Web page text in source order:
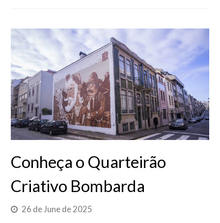
Conheça o Quarteirão
Criativo Bombarda
26 de June de 2025